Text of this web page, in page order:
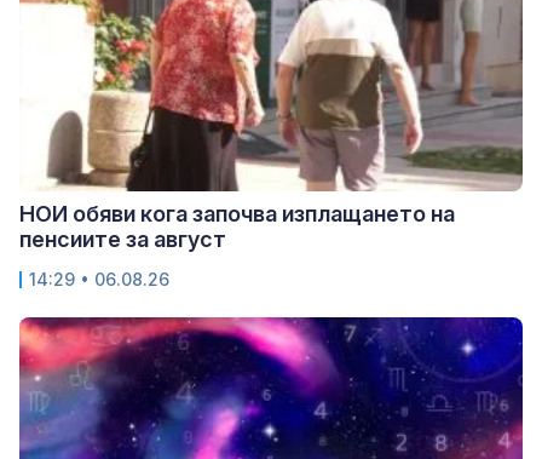
НОИ обяви кога започва изплащането на
пенсиите за август
14:29 • 06.08.26